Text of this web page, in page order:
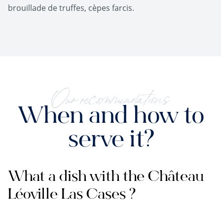
brouillade de truffes, cèpes farcis.
Our recommendations
When and how to
serve it?
What a dish with the Château
Léoville Las Cases ?